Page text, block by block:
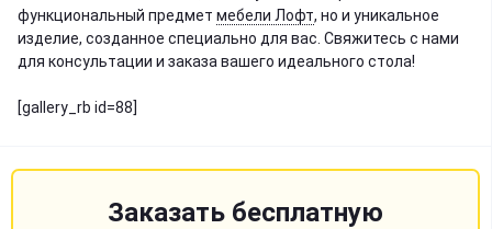
функциональный предмет мебели Лофт, но и уникальное
изделие, созданное специально для вас. Свяжитесь с нами
для консультации и заказа вашего идеального стола!
[gallery_rb id=88]
Заказать бесплатную